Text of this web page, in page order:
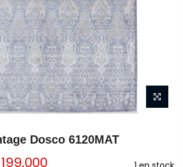
Dosco 6120MAT